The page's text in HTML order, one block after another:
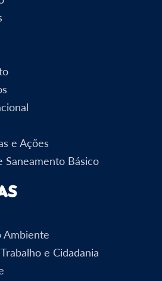
e Ações
Saneamento Básico
Ambiente
e Cidadania